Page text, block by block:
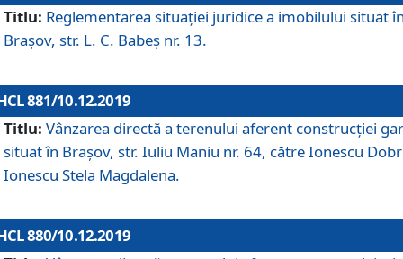
Titlu: Reglementarea situației juridice a imobilului situat
Brașov, str. L. C. Babeș nr. 13.
881/10.12.2019
Titlu: Vânzarea directă a terenului aferent construcției
situat în Brașov, str. Iuliu Maniu nr. 64, către Ionescu
Ionescu Stela Magdalena.
880/10.12.2019